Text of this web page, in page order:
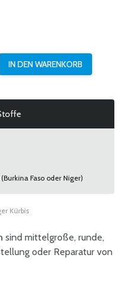
Faso oder Niger)
Kürbis
sind mittelgroße, runde,
oder Reparatur von